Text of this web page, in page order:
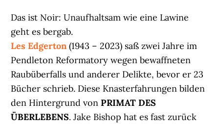
Das ist Noir: Unaufhaltsam wie eine Lawine
geht es bergab.
Les Edgerton(1943 – 2023) saß zwei Jahre im
Pendleton Reformatory wegen bewaffneten
Raubüberfalls und anderer Delikte, bevor er 23
Bücher schrieb. Diese Knasterfahrungen bilden
den Hintergrund vonPRIMAT DES
ÜBERLEBENS. Jake Bishop hat es fast zurück